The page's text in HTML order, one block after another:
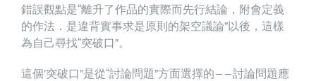
錯誤觀點是“離升了作品的實際而先行結論，附會定義
的作法．是違背實事求是原則的架空議論”以後，這樣
為自己尋找“突破口”。
這個’突破口”是從“討論問題”方面選擇的——討論問題應